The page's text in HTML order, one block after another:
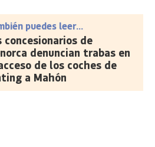
puedes leer...
concesionarios de
denuncian trabas en
de los coches de
a Mahón